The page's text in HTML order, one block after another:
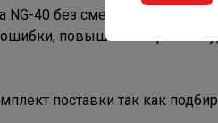
40 без смесителя
повышает скорость и
поставки так как